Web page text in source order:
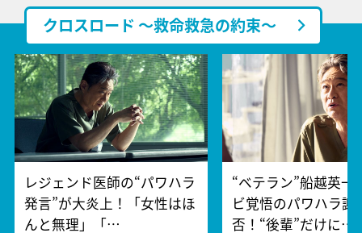
クロスロード ～救命救急の約束～
レジェンド医師の“パワハラ
発言”が大炎上！「女性はほ
んと無理」「…
“ベテラン”船越英一
ビ覚悟のパワハラ謝
否！“後輩”だけに…